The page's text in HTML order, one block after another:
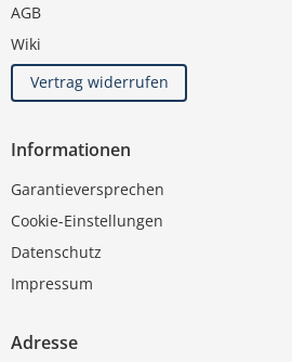
AGB
Wiki
Vertrag widerrufen
Informationen
Garantieversprechen
Cookie-Einstellungen
Datenschutz
Impressum
Adresse